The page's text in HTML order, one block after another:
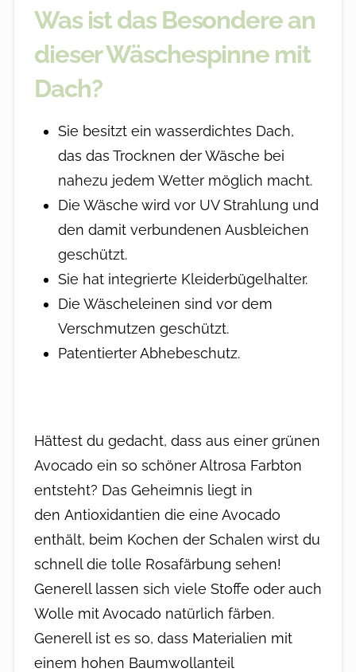
Was ist das Besondere an
dieser Wäschespinne mit
Dach?
Sie besitzt ein wasserdichtes Dach,
das das Trocknen der Wäsche bei
nahezu jedem Wetter möglich macht.
Die Wäsche wird vor UV Strahlung und
den damit verbundenen Ausbleichen
geschützt.
Sie hat integrierte Kleiderbügelhalter.
Die Wäscheleinen sind vor dem
Verschmutzen geschützt.
Patentierter Abhebeschutz.
Hättest du gedacht, dass aus einer grünen
Avocado ein so schöner Altrosa Farbton
entsteht? Das Geheimnis liegt in
den Antioxidantien die eine Avocado
enthält, beim Kochen der Schalen wirst du
schnell die tolle Rosafärbung sehen!
Generell lassen sich viele Stoffe oder auch
Wolle mit Avocado natürlich färben.
Generell ist es so, dass Materialien mit
einem hohen Baumwollanteil